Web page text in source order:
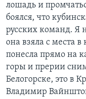
лошадь и
боялся, что
русских команд. Я
она взяла с места
понесла прямо на
горы и прерии
Белогорске, это в
Владимир